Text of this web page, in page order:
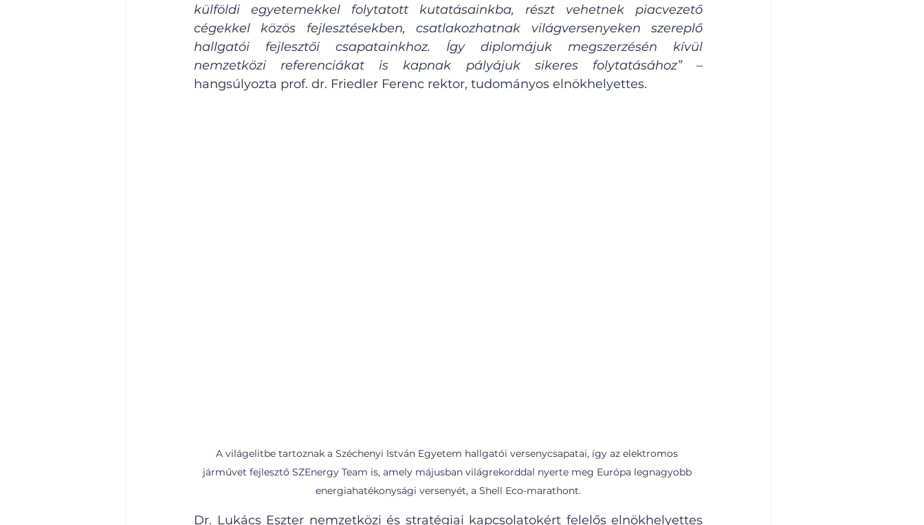
külföldi egyetemekkel folytatott kutatásainkba, részt vehetnek piacvezető
cégekkel közös fejlesztésekben, csatlakozhatnak világversenyeken szereplő
hallgatói fejlesztői csapatainkhoz. Így diplomájuk megszerzésén kívül
nemzetközi referenciákat is kapnak pályájuk sikeres folytatásához” –
hangsúlyozta prof. dr. Friedler Ferenc rektor, tudományos elnökhelyettes.
A világelitbe tartoznak a Széchenyi István Egyetem hallgatói versenycsapatai, így az elektromos
járművet fejlesztő SZEnergy Team is, amely májusban világrekorddal nyerte meg Európa legnagyobb
energiahatékonysági versenyét, a Shell Eco-marathont.
Dr. Lukács Eszter nemzetközi és stratégiai kapcsolatokért felelős elnökhelyettes